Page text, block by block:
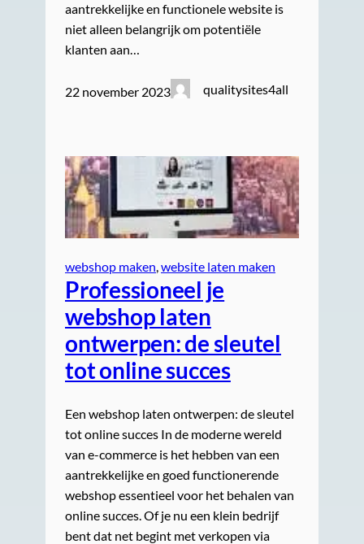
aantrekkelijke en functionele website is
niet alleen belangrijk om potentiële
klanten aan…
22 november 2023 qualitysites4all
webshop maken, website laten maken
Professioneel je
webshop laten
ontwerpen: de sleutel
tot online succes
Een webshop laten ontwerpen: de sleutel
tot online succes In de moderne wereld
van e-commerce is het hebben van een
aantrekkelijke en goed functionerende
webshop essentieel voor het behalen van
online succes. Of je nu een klein bedrijf
bent dat net begint met verkopen via